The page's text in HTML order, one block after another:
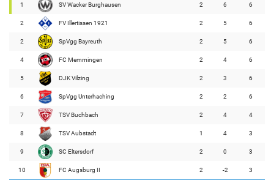
1 SV Wacker Burghausen 2 6 6
2 FV Illertissen 1921 2 5 6
2 SpVgg Bayreuth 2 5 6
4 FC Memmingen 2 4 6
5 DJK Vilzing 2 3 6
6 SpVgg Unterhaching 2 2 6
7 TSV Buchbach 2 4 4
8 TSV Aubstadt 1 4 3
9 SC Eltersdorf 2 0 3
10 FC Augsburg II 2 -2 3